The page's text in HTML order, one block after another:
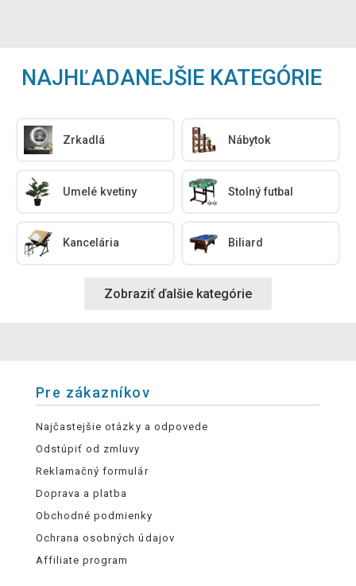
NAJHĽADANEJŠIE KATEGÓRIE
Zrkadlá Nábytok
Umelé kvetiny Stolný futbal
Kancelária Biliard
Zobraziť ďalšie kategórie
Pre zákazníkov
Najčastejšie otázky a odpovede
Odstúpiť od zmluvy
Reklamačný formulár
Doprava a platba
Obchodné podmienky
Ochrana osobných údajov
Affiliate program